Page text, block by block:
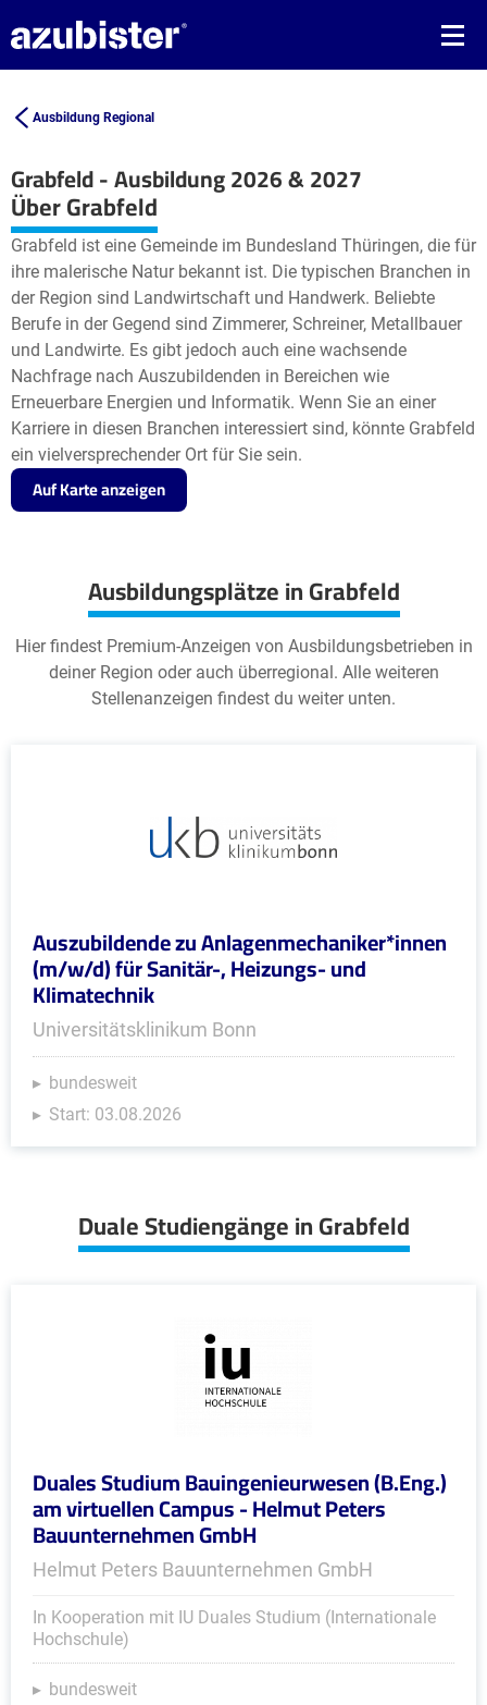
Ausbildung Regional
Grabfeld - Ausbildung 2026 & 2027
+
−
Leaflet| ©OpenStreetMap2
Über Grabfeld
Grabfeld ist eine Gemeinde im Bundesland Thüringen, die für
ihre malerische Natur bekannt ist. Die typischen Branchen in
der Region sind Landwirtschaft und Handwerk. Beliebte
Berufe in der Gegend sind Zimmerer, Schreiner, Metallbauer
und Landwirte. Es gibt jedoch auch eine wachsende
Nachfrage nach Auszubildenden in Bereichen wie
Erneuerbare Energien und Informatik. Wenn Sie an einer
Karriere in diesen Branchen interessiert sind, könnte Grabfeld
ein vielversprechender Ort für Sie sein.
Auf Karte anzeigen
Ausbildungsplätze in Grabfeld
Hier findest Premium-Anzeigen von Ausbildungsbetrieben in
deiner Region oder auch überregional. Alle weiteren
Stellenanzeigen findest du weiter unten.
Auszubildende zu Anlagenmechaniker*innen
(m/w/d) für Sanitär-, Heizungs- und
Klimatechnik
Universitätsklinikum Bonn
bundesweit
Start: 03.08.2026
Duale Studiengänge in Grabfeld
Duales Studium Bauingenieurwesen (B.Eng.)
am virtuellen Campus - Helmut Peters
Bauunternehmen GmbH
Helmut Peters Bauunternehmen GmbH
In Kooperation mit IU Duales Studium (Internationale
Hochschule)
bundesweit